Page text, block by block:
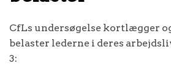
CfLs undersøgelse kortlægger
belaster lederne i deres
3: